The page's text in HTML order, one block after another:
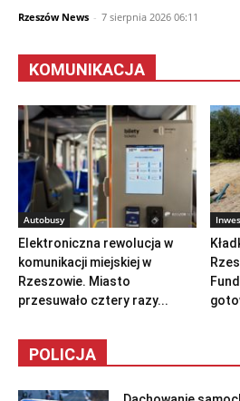
Rzeszów News - 7 sierpnia 2026 06:11
KOMUNIKACJA
Autobusy
Elektroniczna rewolucja w
komunikacji miejskiej w
Rzeszowie. Miasto
przesuwało cztery razy...
POLICJA